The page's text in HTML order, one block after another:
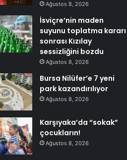
Ağustos 8, 2026
İsviçre’nin maden
suyunu toplatma kararı
sonrası Kızılay
sessizliğini bozdu
Ağustos 8, 2026
Bursa Nilüfer’e 7 yeni
park kazandırılıyor
Ağustos 8, 2026
Karşıyaka’da “sokak”
çocukların!
Ağustos 8, 2026